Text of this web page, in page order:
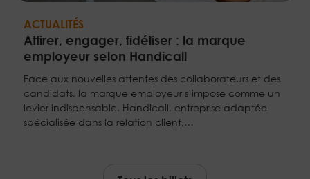
ACTUALITÉS
Attirer, engager, fidéliser : la marque
employeur selon Handicall
Face aux nouvelles attentes des collaborateurs et des
candidats, la marque employeur s’impose comme un
levier indispensable. Handicall, entreprise adaptée
spécialisée dans la relation client,…